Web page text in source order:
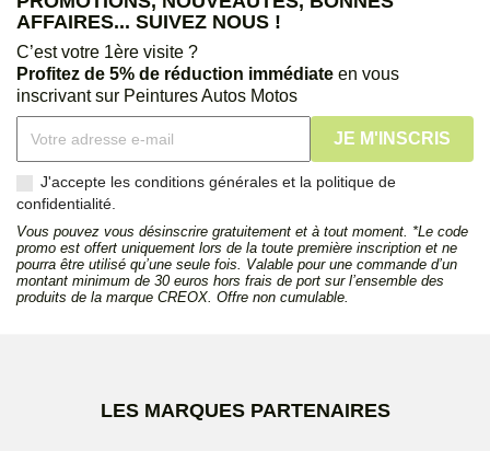
AFFAIRES... SUIVEZ NOUS !
C’est votre 1ère visite ?
Profitez de 5% de réduction immédiate en vous
inscrivant sur Peintures Autos Motos
J'accepte les conditions générales et la politique de
confidentialité.
Vous pouvez vous désinscrire gratuitement et à tout moment. *Le code
promo est offert uniquement lors de la toute première inscription et ne
pourra être utilisé qu’une seule fois. Valable pour une commande d’un
montant minimum de 30 euros hors frais de port sur l’ensemble des
produits de la marque CREOX. Offre non cumulable.
LES MARQUES PARTENAIRES